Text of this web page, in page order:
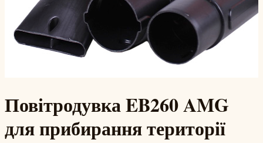
Повітродувка EB260 AMG
для прибирання території